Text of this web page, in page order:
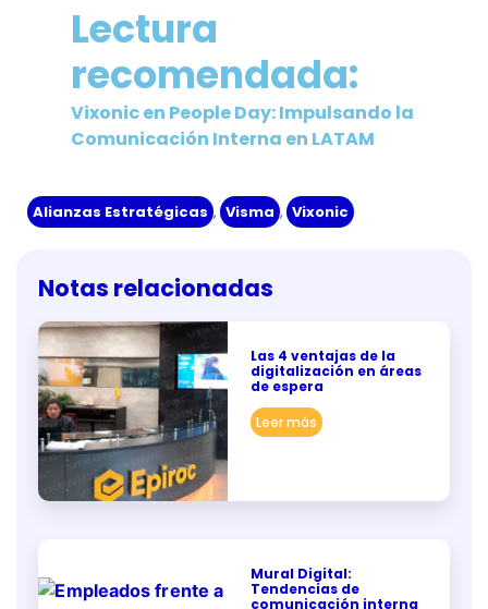
Lectura
recomendada:
Vixonic en People Day: Impulsando la
Comunicación Interna en LATAM
Alianzas Estratégicas , Visma , Vixonic
Notas relacionadas
Las 4 ventajas de la
digitalización en áreas
de espera
Leer más
Mural Digital:
Tendencias de
comunicación interna